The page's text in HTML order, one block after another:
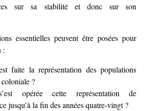
sur sa stabilité et donc sur son
essentielles peuvent être posées pour
:
faite la représentation des populations
coloniale ?
opérée cette représentation de
jusqu’à la fin des années quatre-vingt ?